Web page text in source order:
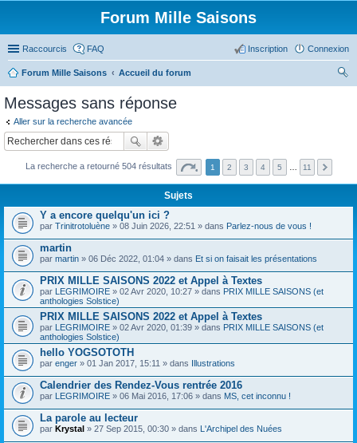
Forum Mille Saisons
Raccourcis FAQ Connexion
Inscription
Forum Mille Saisons
Accueil du forum
Messages sans réponse
Aller sur la recherche avancée
La recherche a retourné 504 résultats 1 2 3 4 5 11
Sujets
Y a encore quelqu'un ici ?
par Trinitrotoluène » 08 Juin 2026, 22:51 » dans Parlez-nous de vous !
martin
par martin » 06 Déc 2022, 01:04 » dans Et si on faisait les présentations
PRIX MILLE SAISONS 2022 et Appel à Textes
par LEGRIMOIRE » 02 Avr 2020, 10:27 » dans PRIX MILLE SAISONS (et
anthologies Solstice)
PRIX MILLE SAISONS 2022 et Appel à Textes
par LEGRIMOIRE » 02 Avr 2020, 01:39 » dans PRIX MILLE SAISONS (et
anthologies Solstice)
hello YOGSOTOTH
par enger » 01 Jan 2017, 15:11 » dans Illustrations
Calendrier des Rendez-Vous rentrée 2016
par LEGRIMOIRE » 06 Mai 2016, 17:06 » dans MS, cet inconnu !
La parole au lecteur
par Krystal » 27 Sep 2015, 00:30 » dans L'Archipel des Nuées